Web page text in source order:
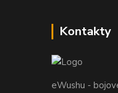
Kontakty
eWushu -